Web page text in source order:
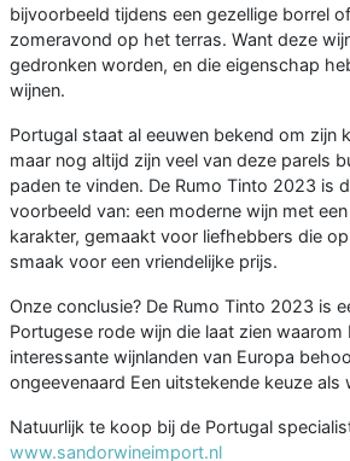
bijvoorbeeld tijdens een gezellige borrel
zomeravond op het terras. Want deze
gedronken worden, en die eigenschap
wijnen.
Portugal staat al eeuwen bekend om zijn
maar nog altijd zijn veel van deze parels
paden te vinden. De Rumo Tinto 2023 is
voorbeeld van: een moderne wijn met
karakter, gemaakt voor liefhebbers die
smaak voor een vriendelijke prijs.
Onze conclusie? De Rumo Tinto 2023 is
Portugese rode wijn die laat zien
interessante wijnlanden van Europa
ongeevenaard Een uitstekende keuze als
Natuurlijk te koop bij de Portugal
www.sandorwineimport.nl